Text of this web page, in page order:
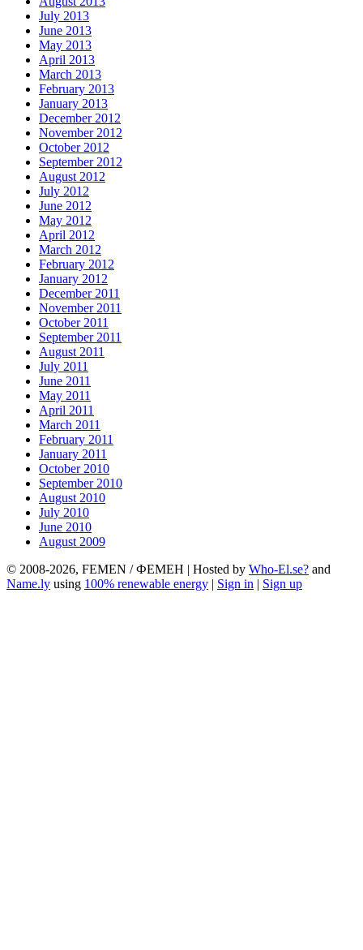
July 2013
June 2013
May 2013
April 2013
March 2013
February 2013
January 2013
December 2012
November 2012
October 2012
September 2012
August 2012
July 2012
June 2012
May 2012
April 2012
March 2012
February 2012
January 2012
December 2011
November 2011
October 2011
September 2011
August 2011
July 2011
June 2011
May 2011
April 2011
March 2011
February 2011
January 2011
October 2010
September 2010
August 2010
July 2010
June 2010
August 2009
© 2008-2026, FEMEN / ФЕМЕН | Hosted by Who-El.se? and
Name.ly using 100% renewable energy | Sign in | Sign up